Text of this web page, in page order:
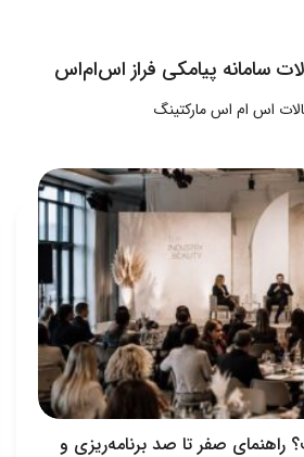
سامانه پیامکی فراز اس‌ام‌اس
اس ام اس مارکتینگ